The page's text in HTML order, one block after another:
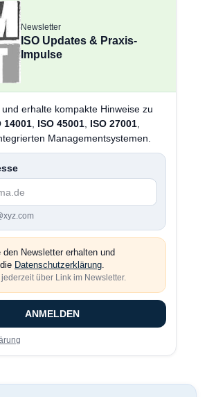
Newsletter
ISO Updates & Praxis-
Impulse
erhalte kompakte Hinweise zu
14001 ISO 45001 ISO 27001
Managementsystemen.
den Newsletter erhalten und
Datenschutzerklärung
über Link im Newsletter.
ANMELDEN